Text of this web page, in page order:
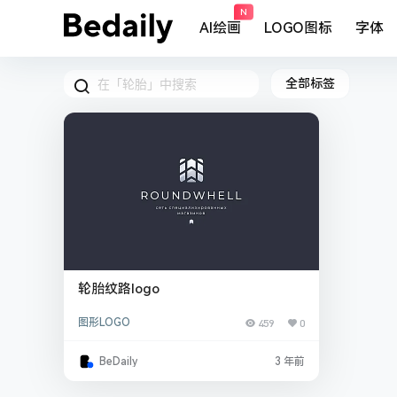
AI绘画
N
LOGO图标 字体
全部标签
轮胎纹路logo
图形LOGO 459 0
BeDaily 3 年前